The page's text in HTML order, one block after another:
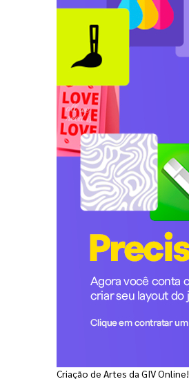
Criação de Artes da GIV Online!